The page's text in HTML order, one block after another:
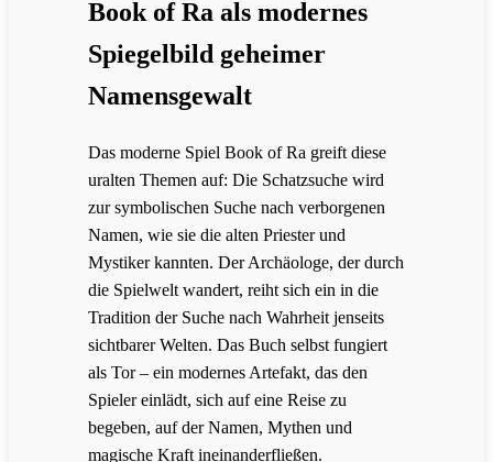
Book of Ra als modernes
Spiegelbild geheimer
Namensgewalt
Das moderne Spiel Book of Ra greift diese
uralten Themen auf: Die Schatzsuche wird
zur symbolischen Suche nach verborgenen
Namen, wie sie die alten Priester und
Mystiker kannten. Der Archäologe, der durch
die Spielwelt wandert, reiht sich ein in die
Tradition der Suche nach Wahrheit jenseits
sichtbarer Welten. Das Buch selbst fungiert
als Tor – ein modernes Artefakt, das den
Spieler einlädt, sich auf eine Reise zu
begeben, auf der Namen, Mythen und
magische Kraft ineinanderfließen.